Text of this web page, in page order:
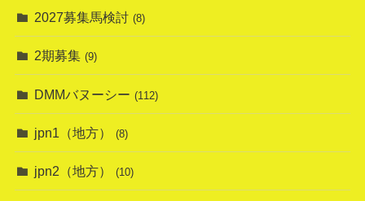
2027募集馬検討 (8)
2期募集 (9)
DMMバヌーシー (112)
jpn1（地方） (8)
jpn2（地方） (10)